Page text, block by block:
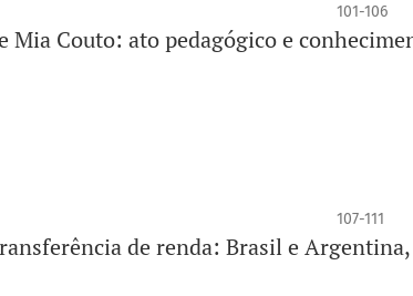
101-106
Mia Couto: ato pedagógico e
107-111
de renda: Brasil e Argentina,